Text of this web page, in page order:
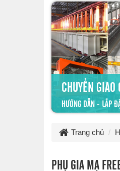
CHUYỂN GIAO
HƯỚNG DẪN - LẮP
Trang chủ
PHỤ GIA MẠ